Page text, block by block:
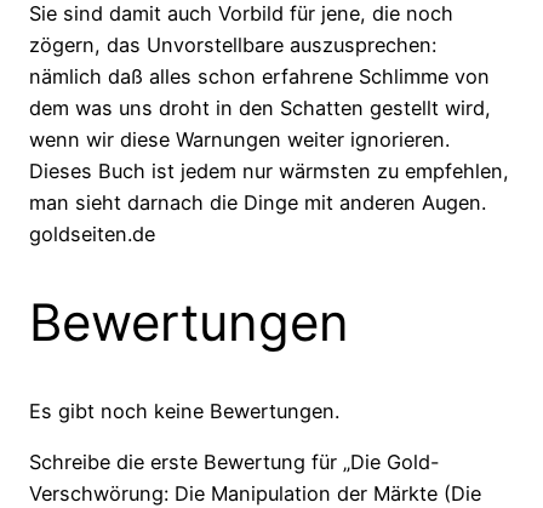
Sie sind damit auch Vorbild für jene, die noch
zögern, das Unvorstellbare auszusprechen:
nämlich daß alles schon erfahrene Schlimme von
dem was uns droht in den Schatten gestellt wird,
wenn wir diese Warnungen weiter ignorieren.
Dieses Buch ist jedem nur wärmsten zu empfehlen,
man sieht darnach die Dinge mit anderen Augen.
goldseiten.de
Bewertungen
Es gibt noch keine Bewertungen.
Schreibe die erste Bewertung für „Die Gold-
Verschwörung: Die Manipulation der Märkte (Die